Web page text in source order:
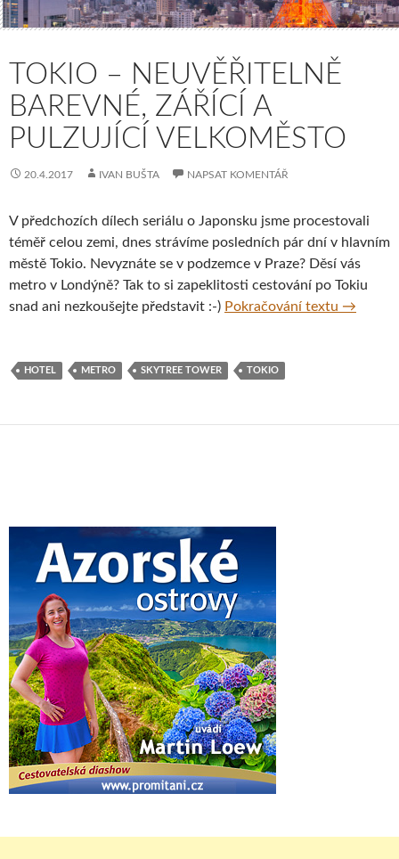
TOKIO – NEUVĚŘITELNĚ
BAREVNÉ, ZÁŘÍCÍ A
PULZUJÍCÍ VELKOMĚSTO
20.4.2017 IVAN BUŠTA NAPSAT KOMENTÁŘ
V předchozích dílech seriálu o Japonsku jsme procestovali
téměř celou zemi, dnes strávíme posledních pár dní v hlavním
městě Tokio. Nevyznáte se v podzemce v Praze? Děsí vás
metro v Londýně? Tak to si zapeklitosti cestování po Tokiu
snad ani nezkoušejte představit :-) Pokračování textu Tokio –
→
HOTEL METRO SKYTREE TOWER TOKIO